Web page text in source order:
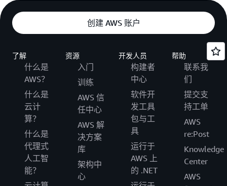
创建 AWS 账户
了解
什么是
AWS？
什么是
云计
算？
什么是
代理式
人工智
能？
资源
入门
训练
AWS 信
任中心
AWS 解
决方案
库
架构中
心
开发人员
构建者
中心
软件开
发工具
包与工
具
运行于
AWS 上
的 .NET
帮助
联系我
们
提交支
持工单
AWS
re:Post
Knowledge
Center
AWS